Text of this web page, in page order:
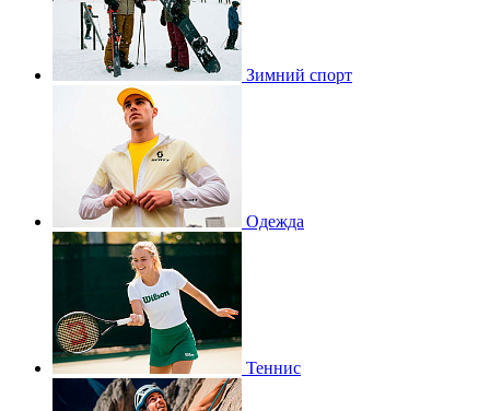
Зимний спорт
Одежда
Теннис